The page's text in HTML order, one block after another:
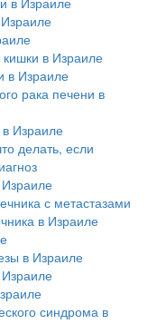
в Израиле
в Израиле
рака печени в
Израиле
делать, если
с метастазами
в Израиле
в Израиле
синдрома в